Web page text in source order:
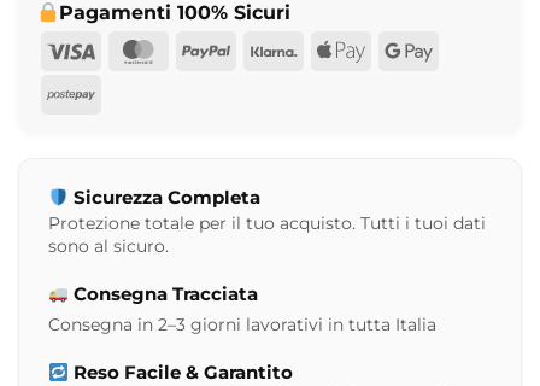
Pagamenti 100% Sicuri
Visa
MasterCard
PayPalKlarna Apple Google
Postepay
Sicurezza Completa
Protezione totale per il tuo acquisto. Tutti i tuoi dati
sono al sicuro.
Consegna Tracciata
Consegna in 2–3 giorni lavorativi in tutta Italia
Reso Facile & Garantito